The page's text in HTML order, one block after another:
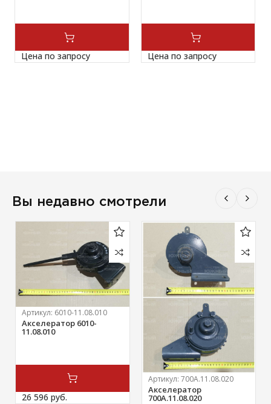
Цена по запросу Цена по запросу
Вы недавно смотрели
Артикул: 6010-11.08.010
Акселератор 6010-
11.08.010
26 596 руб.
Артикул: 700А.11.08.020
Акселератор
700А.11.08.020